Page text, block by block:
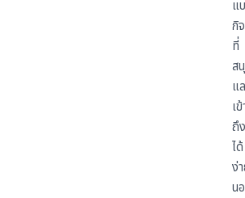
แ
กิ
ที่
ส
แ
เ
ถึง
ได้
ง่
น